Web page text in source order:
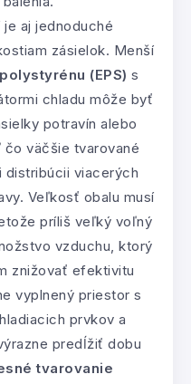
je aj jednoduché
zásielok. Menší
(EPS) s
chladu môže byť
potravín alebo
väčšie tvarované
distribúcii viacerých
Veľkosť obalu musí
príliš veľký voľný
vzduchu, ktorý
znižovať efektivitu
vyplnený priestor s
prvkov a
predĺžiť dobu
tvarovanie